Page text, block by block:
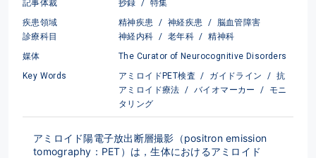
記事体裁
抄録 / 特集
疾患領域
精神疾患 / 神経疾患 /
脳血管障害
診療科目
神経内科 / 老年科 / 精神科
媒体
The Curator of Neurocognitive Disorders
Key Words
アミロイドPET検査 / ガイドライン / 抗
アミロイド療法 / バイオマーカー /
モニ
タリング
アミロイド陽電子放出断層撮影（positron emission
tomography：PET）は，生体におけるアミロイド